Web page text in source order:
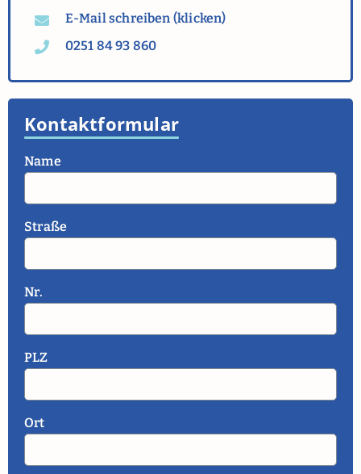
E-Mail schreiben (klicken)
0251 84 93 860
Kontaktformular
Name
Straße
Nr.
PLZ
Ort